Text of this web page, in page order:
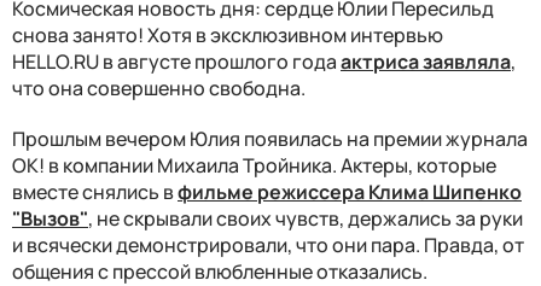
Космическая новость дня: сердце Юлии Пересильд
снова занято! Хотя в эксклюзивном интервью
HELLO.RU в августе прошлого годаактриса заявляла,
что она совершенно свободна.
Прошлым вечером Юлия появилась на премии журнала
ОК! в компании Михаила Тройника. Актеры, которые
вместе снялись вфильме режиссера Клима Шипенко
"Вызов", не скрывали своих чувств, держались за руки
и всячески демонстрировали, что они пара. Правда, от
общения с прессой влюбленные отказались.